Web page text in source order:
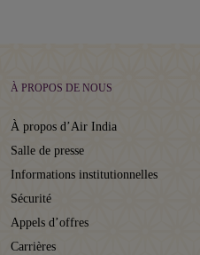
À PROPOS DE NOUS
À propos d’Air India
Salle de presse
Informations institutionnelles
Sécurité
Appels d’offres
Carrières